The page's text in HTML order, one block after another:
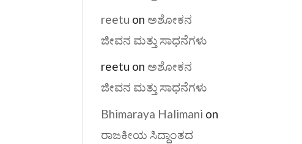
reetu on ಅಶೋಕನ
ಜೀವನ ಮತ್ತು ಸಾಧನೆಗಳು
reetu on ಅಶೋಕನ
ಜೀವನ ಮತ್ತು ಸಾಧನೆಗಳು
Bhimaraya Halimani on
ರಾಜಕೀಯ ಸಿದ್ಧಾಂತದ